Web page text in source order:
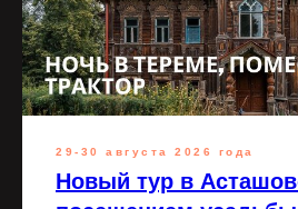
29-30 августа 2026 года
Новый тур в